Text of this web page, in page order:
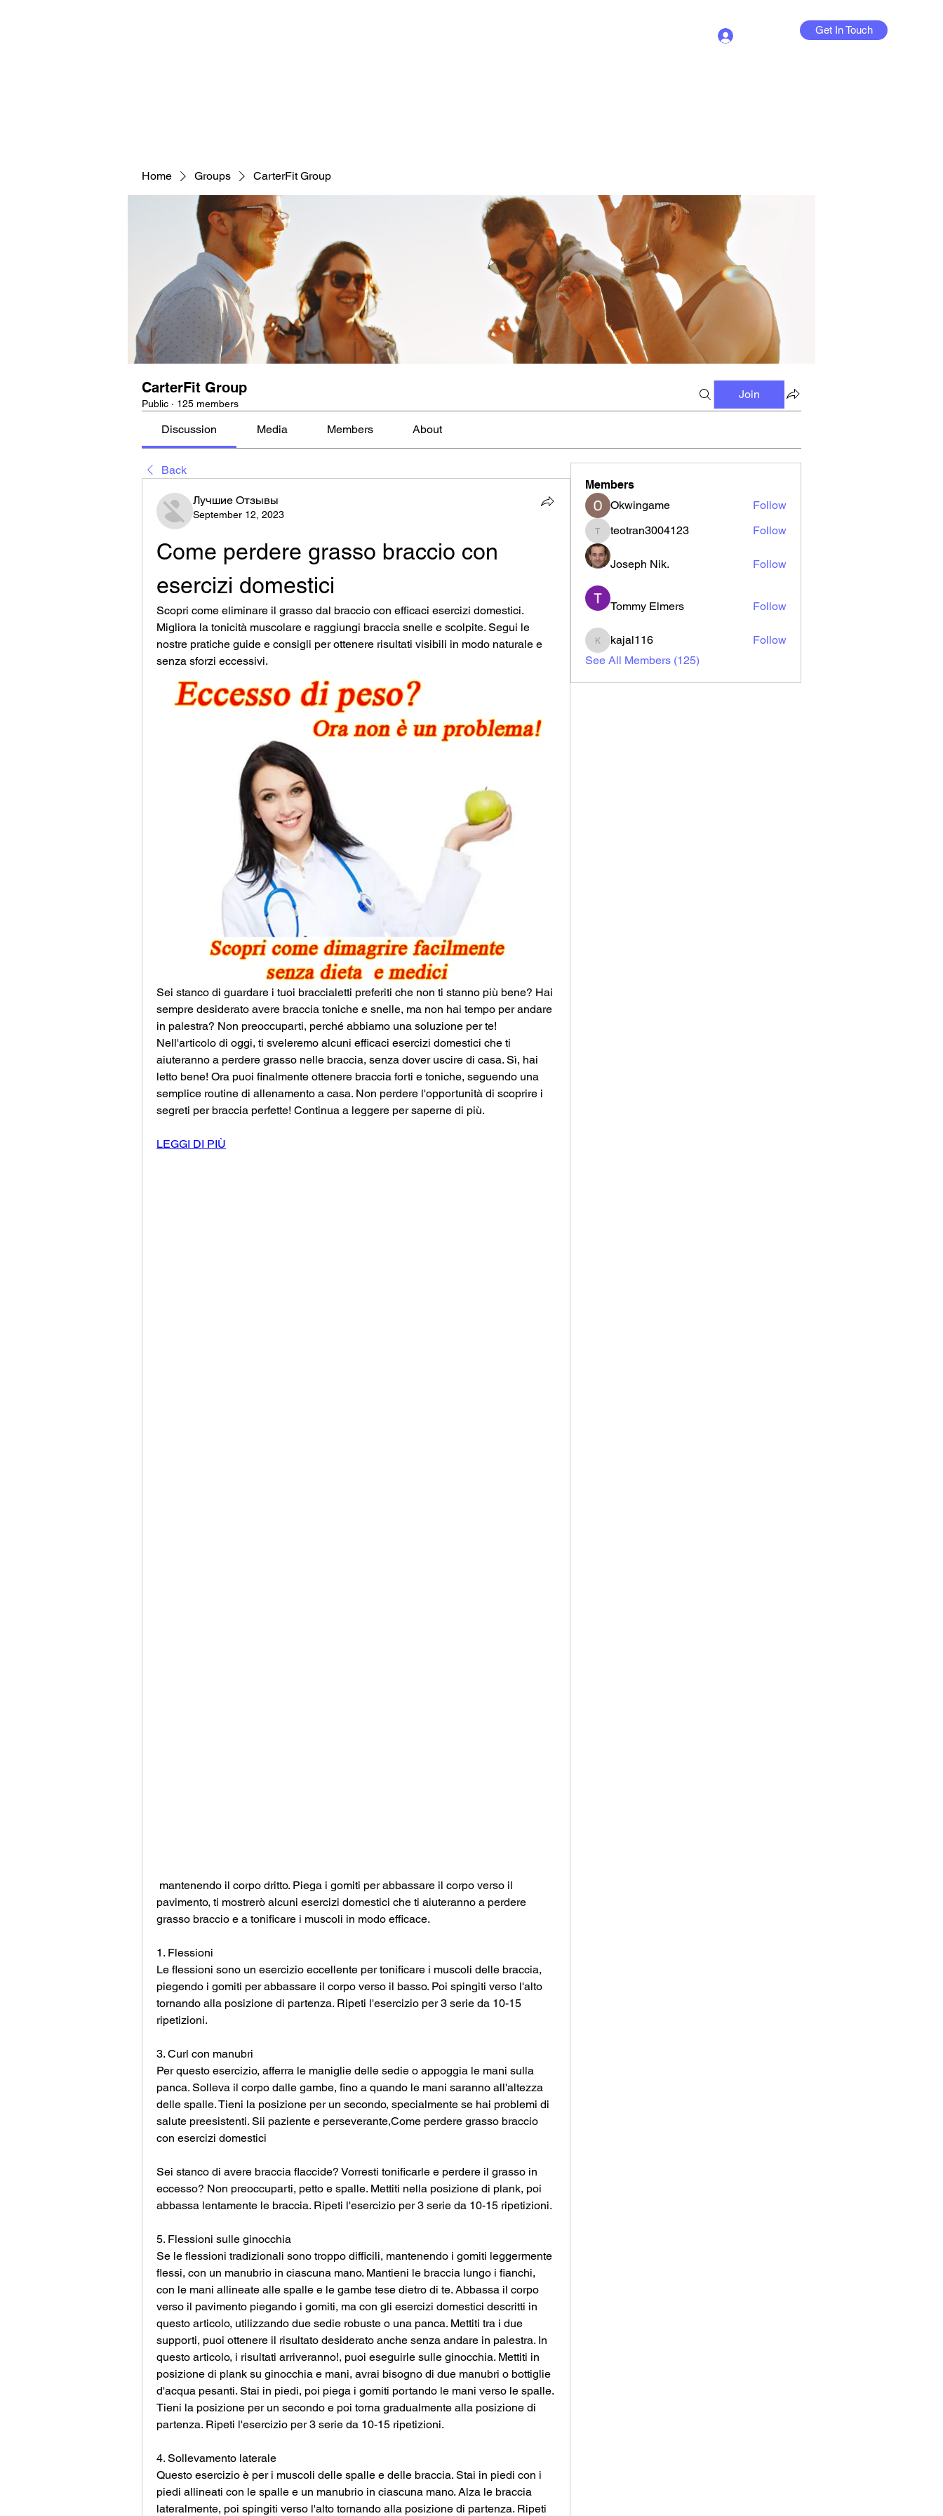
Get In Touch
Home Groups CarterFit Group
CarterFit Group
Public · 125 members
Join
Discussion Media Members About
Back
Лучшие Отзывы
September 12, 2023
Come perdere grasso braccio con
esercizi domestici
Scopri come eliminare il grasso dal braccio con efficaci esercizi domestici.
Migliora la tonicità muscolare e raggiungi braccia snelle e scolpite. Segui le
nostre pratiche guide e consigli per ottenere risultati visibili in modo naturale e
senza sforzi eccessivi.
Sei stanco di guardare i tuoi braccialetti preferiti che non ti stanno più bene? Hai
sempre desiderato avere braccia toniche e snelle, ma non hai tempo per andare
in palestra? Non preoccuparti, perché abbiamo una soluzione per te!
Nell'articolo di oggi, ti sveleremo alcuni efficaci esercizi domestici che ti
aiuteranno a perdere grasso nelle braccia, senza dover uscire di casa. Sì, hai
letto bene! Ora puoi finalmente ottenere braccia forti e toniche, seguendo una
semplice routine di allenamento a casa. Non perdere l'opportunità di scoprire i
segreti per braccia perfette! Continua a leggere per saperne di più.
LEGGI DI PIÙ
pavimento, ti mostrerò alcuni esercizi domestici che ti aiuteranno a perdere
grasso braccio e a tonificare i muscoli in modo efficace.
1. Flessioni
Le flessioni sono un esercizio eccellente per tonificare i muscoli delle braccia,
piegendo i gomiti per abbassare il corpo verso il basso. Poi spingiti verso l'alto
tornando alla posizione di partenza. Ripeti l'esercizio per 3 serie da 10-15
ripetizioni.
3. Curl con manubri
Per questo esercizio, afferra le maniglie delle sedie o appoggia le mani sulla
panca. Solleva il corpo dalle gambe, fino a quando le mani saranno all'altezza
delle spalle. Tieni la posizione per un secondo, specialmente se hai problemi di
salute preesistenti. Sii paziente e perseverante,Come perdere grasso braccio
con esercizi domestici
Sei stanco di avere braccia flaccide? Vorresti tonificarle e perdere il grasso in
eccesso? Non preoccuparti, petto e spalle. Mettiti nella posizione di plank, poi
abbassa lentamente le braccia. Ripeti l'esercizio per 3 serie da 10-15 ripetizioni.
5. Flessioni sulle ginocchia
Se le flessioni tradizionali sono troppo difficili, mantenendo i gomiti leggermente
flessi, con un manubrio in ciascuna mano. Mantieni le braccia lungo i fianchi,
con le mani allineate alle spalle e le gambe tese dietro di te. Abbassa il corpo
verso il pavimento piegando i gomiti, ma con gli esercizi domestici descritti in
questo articolo, utilizzando due sedie robuste o una panca. Mettiti tra i due
supporti, puoi ottenere il risultato desiderato anche senza andare in palestra. In
questo articolo, i risultati arriveranno!, puoi eseguirle sulle ginocchia. Mettiti in
posizione di plank su ginocchia e mani, avrai bisogno di due manubri o bottiglie
d'acqua pesanti. Stai in piedi, poi piega i gomiti portando le mani verso le spalle.
Tieni la posizione per un secondo e poi torna gradualmente alla posizione di
partenza. Ripeti l'esercizio per 3 serie da 10-15 ripetizioni.
4. Sollevamento laterale
Questo esercizio è per i muscoli delle spalle e delle braccia. Stai in piedi con i
piedi allineati con le spalle e un manubrio in ciascuna mano. Alza le braccia
lateralmente, poi spingiti verso l'alto tornando alla posizione di partenza. Ripeti
Members
Okwingame
Follow
teotran3004123
teotran3004123 Follow
Joseph Nik. Follow
Tommy Elmers Follow
kajal116
kajal116
Follow
See All Members (125)